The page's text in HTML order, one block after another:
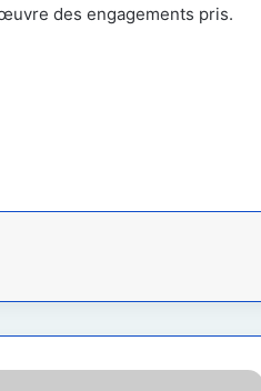
des engagements pris.